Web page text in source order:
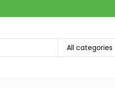
All categories